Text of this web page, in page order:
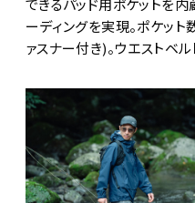
できるパッド用ポケットを内
ーディングを実現。ポケッ
ァスナー付き)。ウエストベル